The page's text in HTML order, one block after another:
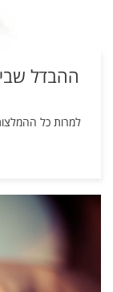
ההבדל
למרות כל